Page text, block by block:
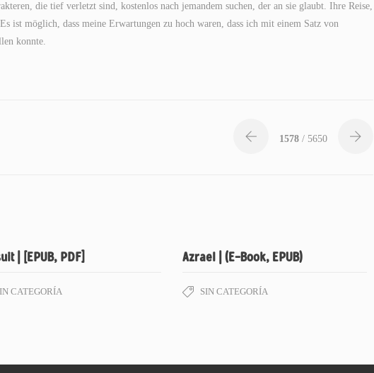
die tief verletzt sind, kostenlos nach jemandem suchen, der an sie glaubt. Ihre Reise,
ist möglich, dass meine Erwartungen zu hoch waren, dass ich mit einem Satz von
konnte.
1578 / 5650
| [EPUB, PDF]
CATEGORÍA
Azrael | (E-Book, EPUB)
SIN CATEGORÍA